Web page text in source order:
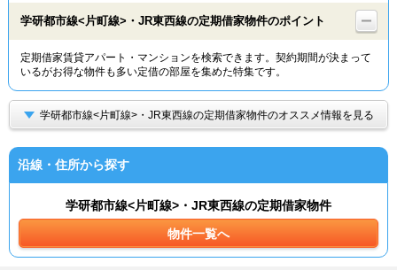
不動産会社から
TOP
学研都市線<片町線>・JR東西線の定期借家物件のポイント
定期借家賃貸アパート・マンションを検索できます。契約期間が決まって
いるがお得な物件も多い定借の部屋を集めた特集です。
学研都市線<片町線>・JR東西線の定期借家物件のオススメ情報を見る
沿線・住所から探す
学研都市線<片町線>・JR東西線の定期借家物件
物件一覧へ